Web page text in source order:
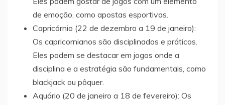
de emoção, como apostas esportivas.
Capricórnio (22 de dezembro a 19 de janeiro):
Os capricornianos são disciplinados e práticos.
Eles podem se destacar em jogos onde a
disciplina e a estratégia são fundamentais, como
blackjack ou pôquer.
Aquário (20 de janeiro a 18 de fevereiro): Os